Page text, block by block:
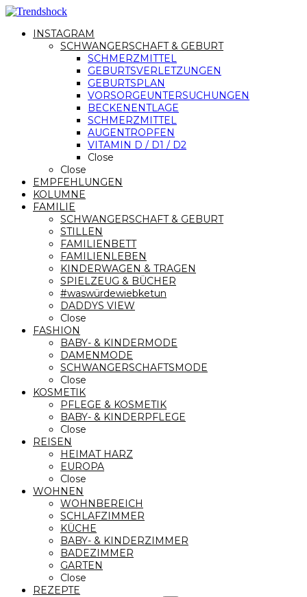
INSTAGRAM
SCHWANGERSCHAFT & GEBURT
SCHMERZMITTEL
GEBURTSVERLETZUNGEN
GEBURTSPLAN
VORSORGEUNTERSUCHUNGEN
BECKENENTLAGE
SCHMERZMITTEL
AUGENTROPFEN
VITAMIN D / D1 / D2
Close
Close
EMPFEHLUNGEN
KOLUMNE
FAMILIE
SCHWANGERSCHAFT & GEBURT
STILLEN
FAMILIENBETT
FAMILIENLEBEN
KINDERWAGEN & TRAGEN
SPIELZEUG & BÜCHER
#waswürdewiebketun
DADDYS VIEW
Close
FASHION
BABY- & KINDERMODE
DAMENMODE
SCHWANGERSCHAFTSMODE
Close
KOSMETIK
PFLEGE & KOSMETIK
BABY- & KINDERPFLEGE
Close
REISEN
HEIMAT HARZ
EUROPA
Close
WOHNEN
WOHNBEREICH
SCHLAFZIMMER
KÜCHE
BABY- & KINDERZIMMER
BADEZIMMER
GARTEN
Close
REZEPTE